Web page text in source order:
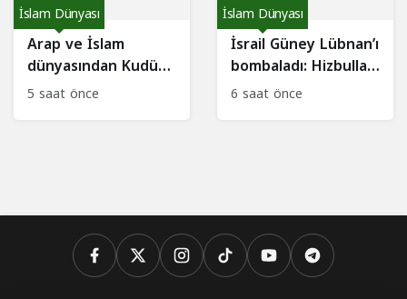
Arap ve İslam
dünyasından Kudüs
hamlesi: Ortak
İslam Dünyası
5 saat önce
İsrail Güney Lübnan’ı
bombaladı: Hizbullah
ateşkesi ihlal
İslam Dünyası
6 saat önce